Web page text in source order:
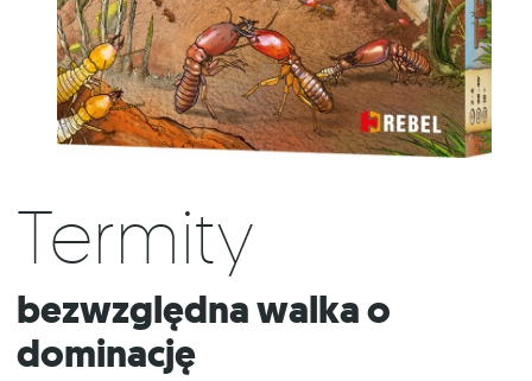
Termity
Bezwzględna walka o
dominację